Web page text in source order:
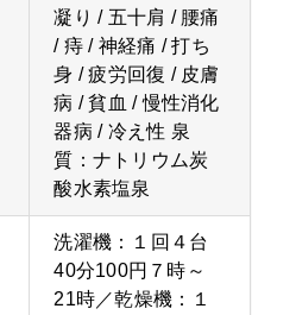
凝り / 五十肩 / 腰痛
/ 痔 / 神経痛 / 打ち
身 / 疲労回復 / 皮膚
病 / 貧血 / 慢性消化
器病 / 冷え性 泉
質：ナトリウム炭
酸水素塩泉
洗濯機：１回４台
40分100円７時～
21時／乾燥機：１